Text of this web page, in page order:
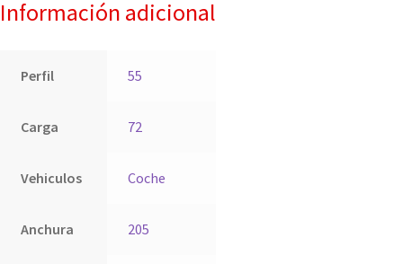
Información adicional
Perfil 55
Carga 72
Vehiculos Coche
Anchura 205